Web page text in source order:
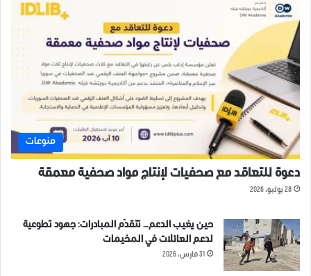
منوعات
دعوة للتعاقد مع صحفيات لإنتاج مواد صحفية معمقة
28 يوليو، 2026
حين يغيب الدعم… تتقدّم المبادرات: جهود تطوعية
لدعم العائلات في المخيمات
31 مارس، 2026